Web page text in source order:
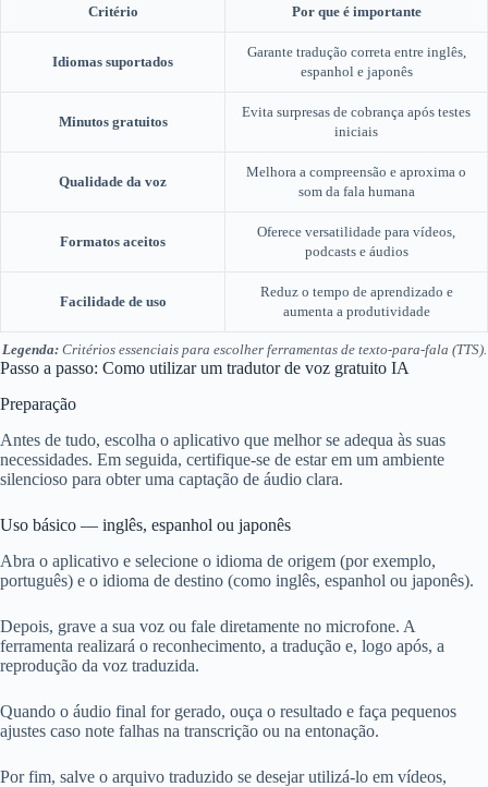
Critério Por que é importante
Idiomas suportados
Garante tradução correta entre inglês,
espanhol e japonês
Minutos gratuitos
Evita surpresas de cobrança após testes
iniciais
Qualidade da voz
Melhora a compreensão e aproxima o
som da fala humana
Formatos aceitos
Oferece versatilidade para vídeos,
podcasts e áudios
Facilidade de uso
Reduz o tempo de aprendizado e
aumenta a produtividade
Legenda:Critérios essenciais para escolher ferramentas de texto-para-fala (TTS).
Passo a passo: Como utilizar um tradutor de voz gratuito IA
Preparação
Antes de tudo, escolha o aplicativo que melhor se adequa às suas
necessidades. Em seguida, certifique-se de estar em um ambiente
silencioso para obter uma captação de áudio clara.
Uso básico — inglês, espanhol ou japonês
Abra o aplicativo e selecione o idioma de origem (por exemplo,
português) e o idioma de destino (como inglês, espanhol ou japonês).
Depois, grave a sua voz ou fale diretamente no microfone. A
ferramenta realizará o reconhecimento, a tradução e, logo após, a
reprodução da voz traduzida.
Quando o áudio final for gerado, ouça o resultado e faça pequenos
ajustes caso note falhas na transcrição ou na entonação.
Por fim, salve o arquivo traduzido se desejar utilizá-lo em vídeos,